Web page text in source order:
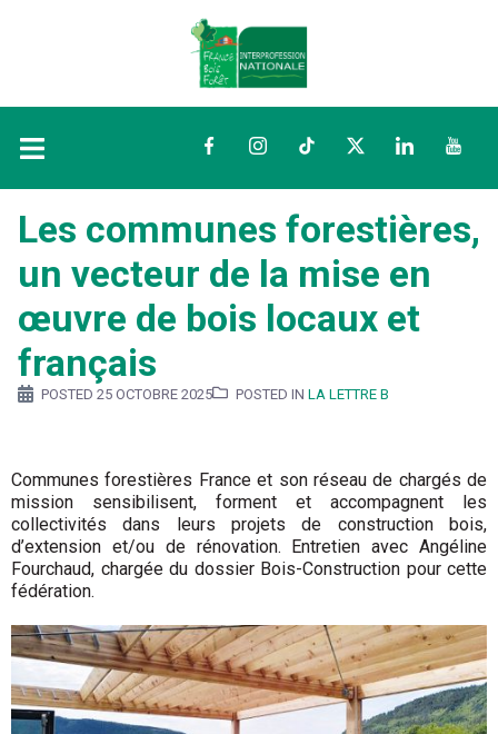
FacebookInstagramTikTokTwitterLinkedIn
Les communes forestières,
un vecteur de la mise en
œuvre de bois locaux et
français
POSTED 25 OCTOBRE 2025 POSTED IN LA LETTRE B
Communes forestières France et son réseau de chargés de
mission sensibilisent, forment et accompagnent les
collectivités dans leurs projets de construction bois,
d’extension et/ou de rénovation. Entretien avec Angéline
Fourchaud, chargée du dossier Bois-Construction pour cette
fédération.